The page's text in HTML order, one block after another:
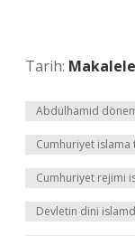
Tarih:
Abdülhamid
Cumhuriyet islama
Cumhuriyet rejimi
Devletin dini